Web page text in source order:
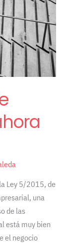
Ley 5/2015, de
una
de las
está muy bien
el negocio